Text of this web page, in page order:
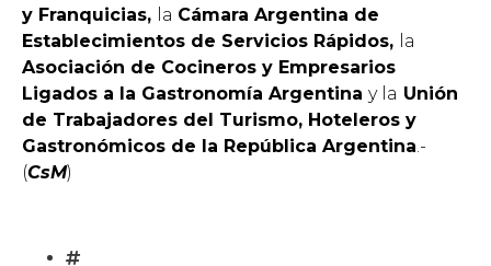
y Franquicias, la Cámara Argentina de
Establecimientos de Servicios Rápidos, la
Asociación de Cocineros y Empresarios
Ligados a la Gastronomía Argentina y la Unión
de Trabajadores del Turismo, Hoteleros y
Gastronómicos de la República Argentina .-
(CsM)